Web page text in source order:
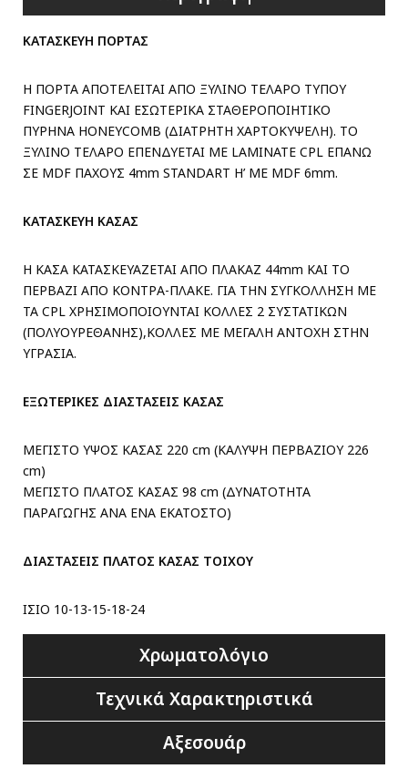
ΚΑΤΑΣΚΕΥΗ ΠΟΡΤΑΣ
Η ΠΟΡΤΑ ΑΠΟΤΕΛΕΙΤΑΙ ΑΠΟ ΞΥΛΙΝΟ ΤΕΛΑΡΟ ΤΥΠΟΥ
FINGERJOINT ΚΑΙ ΕΣΩΤΕΡΙΚΑ ΣΤΑΘΕΡΟΠΟΙΗΤΙΚΟ
ΠΥΡΗΝΑ HONEYCOMB (ΔΙΑΤΡΗΤΗ ΧΑΡΤΟΚΥΨΕΛΗ). ΤΟ
ΞΥΛΙΝΟ ΤΕΛΑΡΟ ΕΠΕΝΔΥΕΤΑΙ ΜΕ LAMINATE CPL ΕΠΑΝΩ
ΣΕ MDF ΠΑΧΟΥΣ 4mm STANDART H’ ME MDF 6mm.
ΚΑΤΑΣΚΕΥΗ ΚΑΣΑΣ
Η ΚΑΣΑ ΚΑΤΑΣΚΕΥΑΖΕΤΑΙ ΑΠΟ ΠΛΑΚΑΖ 44mm ΚΑΙ ΤΟ
ΠΕΡΒΑΖΙ ΑΠΟ ΚΟΝΤΡΑ-ΠΛΑΚΕ. ΓΙΑ ΤΗΝ ΣΥΓΚΟΛΛΗΣΗ ΜΕ
ΤΑ CPL ΧΡΗΣΙΜΟΠΟΙΟΥΝΤΑΙ ΚΟΛΛΕΣ 2 ΣΥΣΤΑΤΙΚΩΝ
(ΠΟΛΥΟΥΡΕΘΑΝΗΣ),ΚΟΛΛΕΣ ΜΕ ΜΕΓΑΛΗ ΑΝΤΟΧΗ ΣΤΗΝ
ΥΓΡΑΣΙΑ.
ΕΞΩΤΕΡΙΚΕΣ ΔΙΑΣΤΑΣΕΙΣ ΚΑΣΑΣ
ΜΕΓΙΣΤΟ ΥΨΟΣ ΚΑΣΑΣ 220 cm (ΚΑΛΥΨΗ ΠΕΡΒΑΖΙΟΥ 226
cm)
ΜΕΓΙΣΤΟ ΠΛΑΤΟΣ ΚΑΣΑΣ 98 cm (ΔΥΝΑΤΟΤΗΤΑ
ΠΑΡΑΓΩΓΗΣ ΑΝΑ ΕΝΑ ΕΚΑΤΟΣΤΟ)
ΔΙΑΣΤΑΣΕΙΣ ΠΛΑΤΟΣ ΚΑΣΑΣ ΤΟΙΧΟΥ
ΙΣΙΟ 10-13-15-18-24
Χρωματολόγιο
Τεχνικά Χαρακτηριστικά
Αξεσουάρ